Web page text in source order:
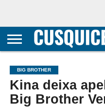
CONTACTOS
HOME
POLÍTICA DE
E COOKIES
SOBRE
TERMOS E
TRANSPARÊNCIA
METODOLOGIA
BIG BROTHER
Kina deixa
Big Brother